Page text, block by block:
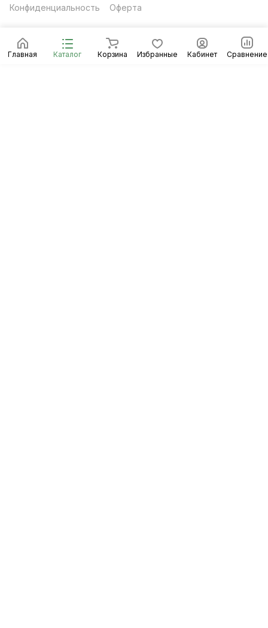
Главная Каталог Корзина Избранные Кабинет Сравнение
Конфиденциальность Оферта